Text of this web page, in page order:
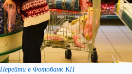
Перейти в Фотобанк КП